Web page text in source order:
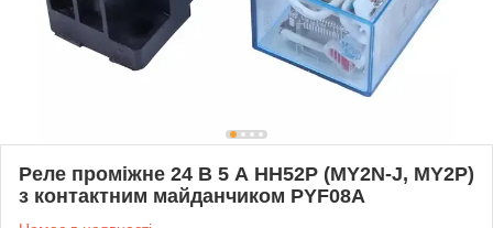
Реле проміжне 24 В 5 А HH52P (MY2N-J, MY2P)
з контактним майданчиком PYF08A